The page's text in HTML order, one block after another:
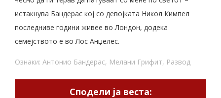
истакнува Бандерас кој со девојката Никол Кимпел
последниве години живее во Лондон, додека
семејството е во Лос Анџелес.
Ознаки: Антонио Бандерас, Мелани Грифит, Развод
Сподели ја веста: